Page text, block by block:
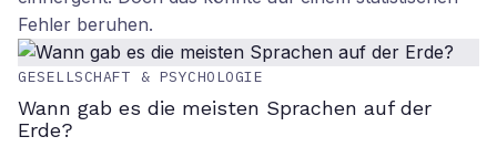
Fehler beruhen.
GESELLSCHAFT & PSYCHOLOGIE
Wann gab es die meisten Sprachen auf der
Erde?